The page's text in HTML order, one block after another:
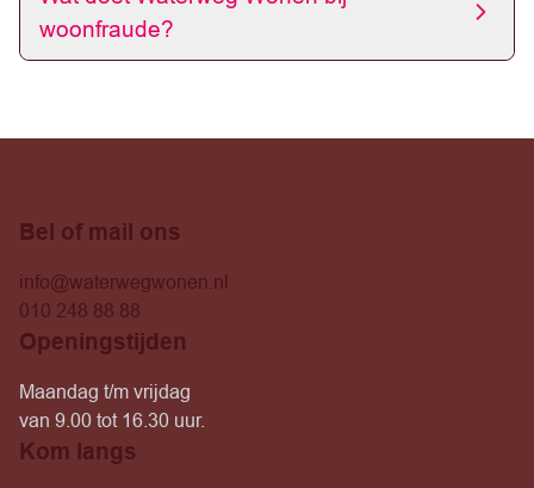
woonfraude?
Bel of mail ons
info@waterwegwonen.nl
010 248 88 88
Openingstijden
Maandag t/m vrijdag
van 9.00 tot 16.30 uur.
Kom langs